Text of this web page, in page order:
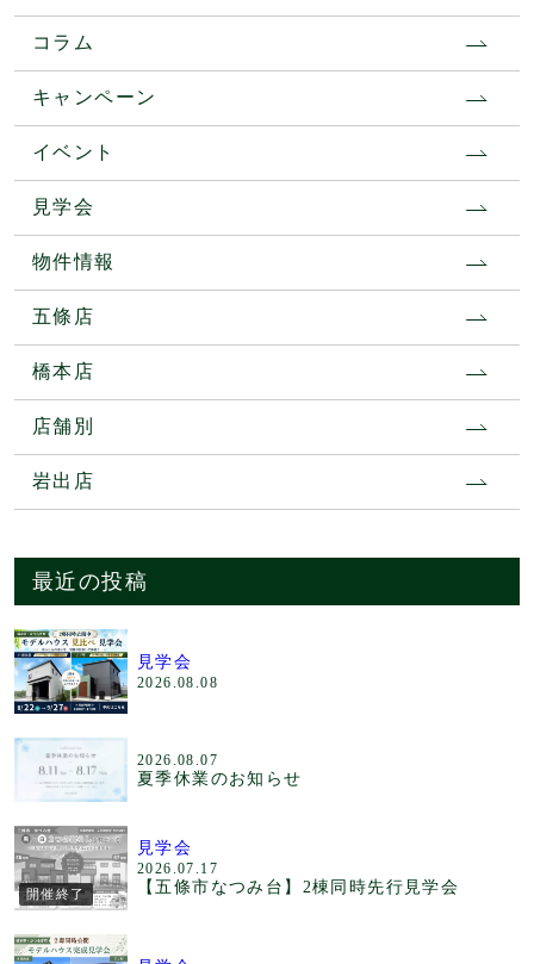
コラム
キャンペーン
イベント
見学会
物件情報
五條店
橋本店
店舗別
岩出店
最近の投稿
見学会
2026.08.08
2026.08.07
夏季休業のお知らせ
開催終了
見学会
2026.07.17
【五條市なつみ台】2棟同時先行見学会